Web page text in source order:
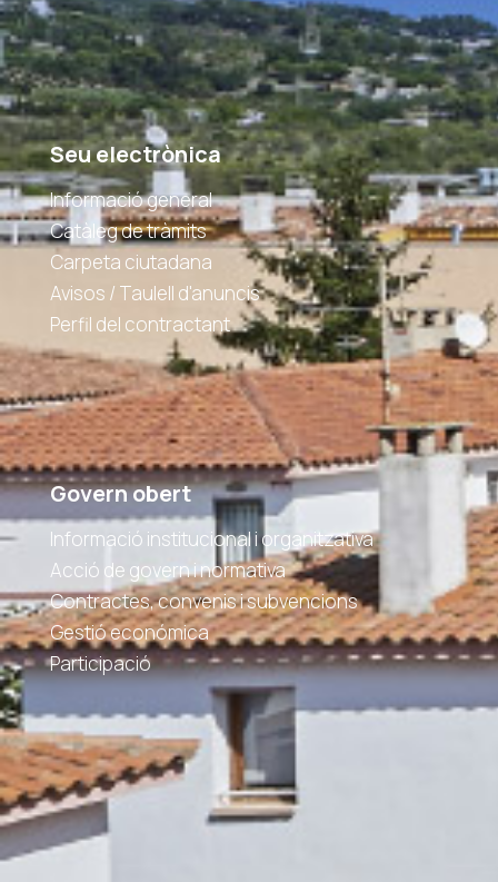
Seu electrònica
Informació general
Catàleg de tràmits
Carpeta ciutadana
Avisos / Taulell d'anuncis
Perfil del contractant
Govern obert
Informació institucional i organitzativa
Acció de govern i normativa
Contractes, convenis i subvencions
Gestió económica
Participació